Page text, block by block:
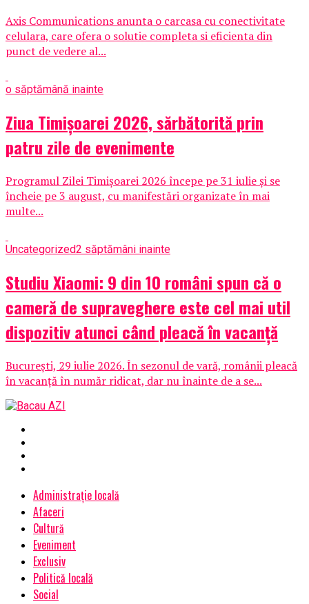
Axis Communications anunta o carcasa cu conectivitate
celulara, care ofera o solutie completa si eficienta din
punct de vedere al...
o săptămână inainte
Ziua Timișoarei 2026, sărbătorită prin
patru zile de evenimente
Programul Zilei Timișoarei 2026 începe pe 31 iulie și se
încheie pe 3 august, cu manifestări organizate în mai
multe...
Uncategorized2 săptămâni inainte
Studiu Xiaomi: 9 din 10 români spun că o
cameră de supraveghere este cel mai util
dispozitiv atunci când pleacă în vacanță
București, 29 iulie 2026. În sezonul de vară, românii pleacă
în vacanță în număr ridicat, dar nu înainte de a se...
Administrație locală
Afaceri
Cultură
Eveniment
Exclusiv
Politică locală
Social